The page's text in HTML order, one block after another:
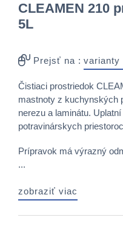
CLEAMEN 210
5L
Prejsť na : varianty
Čistiaci prostriedok
mastnoty z kuchynských
nerezu a laminátu.
potravinárskych
Prípravok má výrazný
...
zobraziť viac